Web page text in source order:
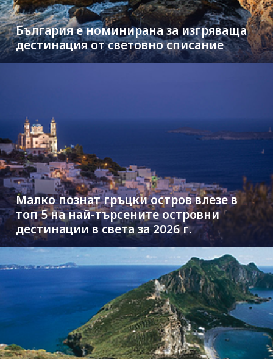
България е номинирана за изгряваща
дестинация от световно списание
Малко познат гръцки остров влезе в
топ 5 на най-търсените островни
дестинации в света за 2026 г.